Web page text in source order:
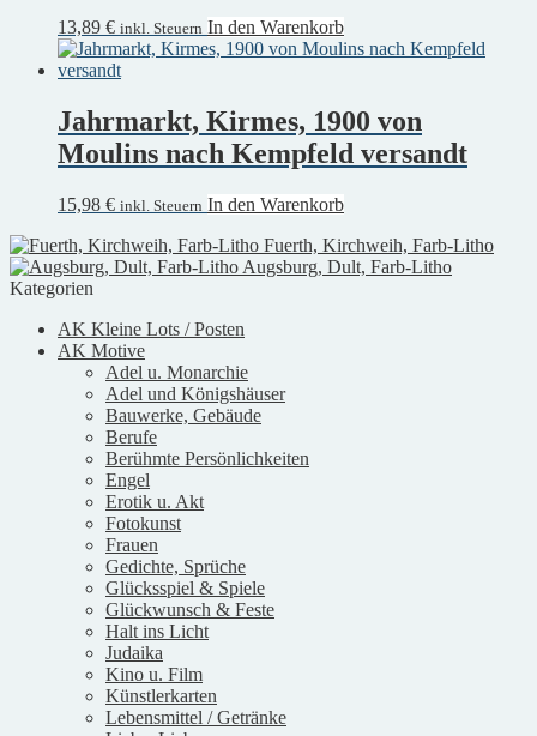
13,89 € inkl. Steuern In den Warenkorb
Jahrmarkt, Kirmes, 1900 von
Moulins nach Kempfeld versandt
15,98 € inkl. Steuern In den Warenkorb
Fuerth, Kirchweih, Farb-Litho
Augsburg, Dult, Farb-Litho
Kategorien
AK Kleine Lots / Posten
AK Motive
Adel u. Monarchie
Adel und Königshäuser
Bauwerke, Gebäude
Berufe
Berühmte Persönlichkeiten
Engel
Erotik u. Akt
Fotokunst
Frauen
Gedichte, Sprüche
Glücksspiel & Spiele
Glückwunsch & Feste
Halt ins Licht
Judaika
Kino u. Film
Künstlerkarten
Lebensmittel / Getränke